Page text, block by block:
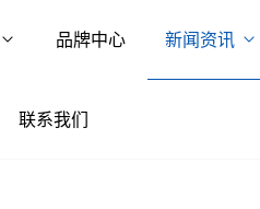
品牌中心 新闻资讯
联系我们